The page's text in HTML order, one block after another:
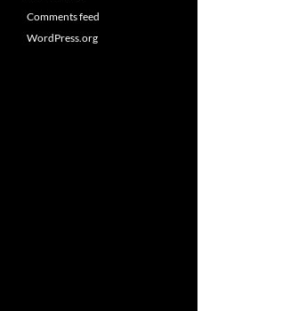
Comments feed
WordPress.org